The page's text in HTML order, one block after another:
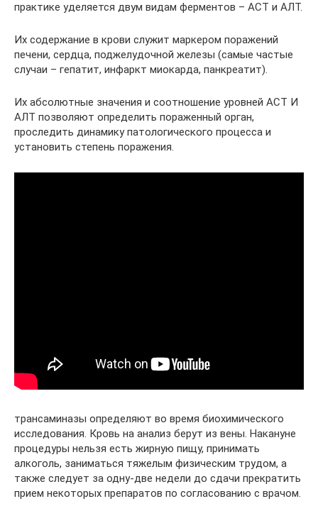
практике уделяется двум видам ферментов – АСТ и АЛТ.
Их содержание в крови служит маркером поражений
печени, сердца, поджелудочной железы (самые частые
случаи – гепатит, инфаркт миокарда, панкреатит).
Их абсолютные значения и соотношение уровней АСТ И
АЛТ позволяют определить пораженный орган,
проследить динамику патологического процесса и
установить степень поражения.
трансаминазы определяют во время биохимического
исследования. Кровь на анализ берут из вены. Накануне
процедуры нельзя есть жирную пищу, принимать
алкоголь, заниматься тяжелым физическим трудом, а
также следует за одну-две недели до сдачи прекратить
прием некоторых препаратов по согласованию с врачом.